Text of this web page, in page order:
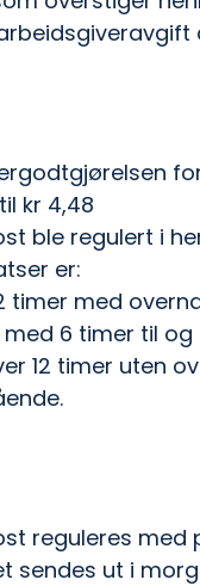
kr 4,48
ble regulert i
er:
timer med
6 timer til og
12 timer uten
reguleres
sendes ut i